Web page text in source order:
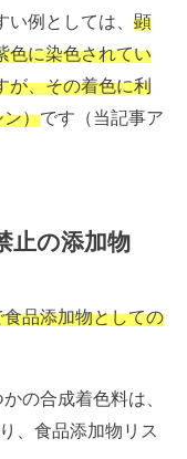
い例としては、顕
色に染色されてい
が、その着色に利
ン）です（当記事ア
止の添加物
品添加物としての
の合成着色料は、
、食品添加物リス